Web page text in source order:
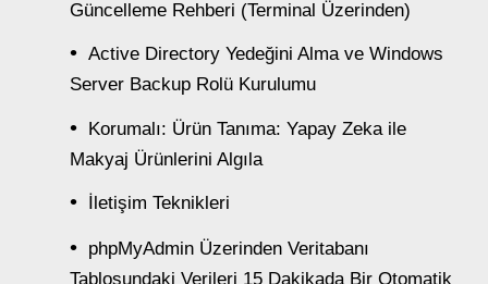
Güncelleme Rehberi (Terminal Üzerinden)
Active Directory Yedeğini Alma ve Windows
Server Backup Rolü Kurulumu
Korumalı: Ürün Tanıma: Yapay Zeka ile
Makyaj Ürünlerini Algıla
İletişim Teknikleri
phpMyAdmin Üzerinden Veritabanı
Tablosundaki Verileri 15 Dakikada Bir Otomatik